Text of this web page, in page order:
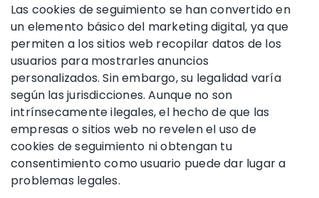
Las cookies de seguimiento se han convertido en
un elemento básico del marketing digital, ya que
permiten a los sitios web recopilar datos de los
usuarios para mostrarles anuncios
personalizados. Sin embargo, su legalidad varía
según las jurisdicciones. Aunque no son
intrínsecamente ilegales, el hecho de que las
empresas o sitios web no revelen el uso de
cookies de seguimiento ni obtengan tu
consentimiento como usuario puede dar lugar a
problemas legales.